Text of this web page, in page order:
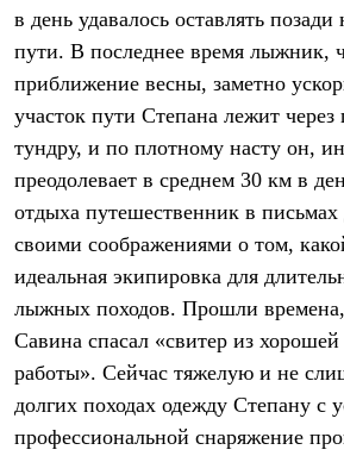
Брюки
Жилеты
Утепленная синтетикой
Куртки
Брюки
Штормовая одежда
Софтшелл одежда
Куртки
Брюки
Лёгкая одежда
Рубашки
Футболки
Брюки
Термобелье
Среднее термобелье
Легкое термобелье
в день удавалось оставлять
пути. В последнее время лыжник,
приближение весны, заметно
участок пути Степана лежит
тундру, и по плотному насту он,
преодолевает в среднем 30 км в
отдыха путешественник в письмах
своими соображениями о том,
идеальная экипировка для
лыжных походов. Прошли времена,
Савина спасал «свитер из
работы». Сейчас тяжелую и не
долгих походах одежду Степану с
профессиональной снаряжение